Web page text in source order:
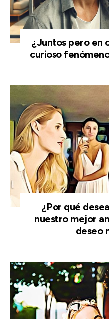
¿Juntos pero en
curioso
¿Por qué
nuestro mejor
deseo